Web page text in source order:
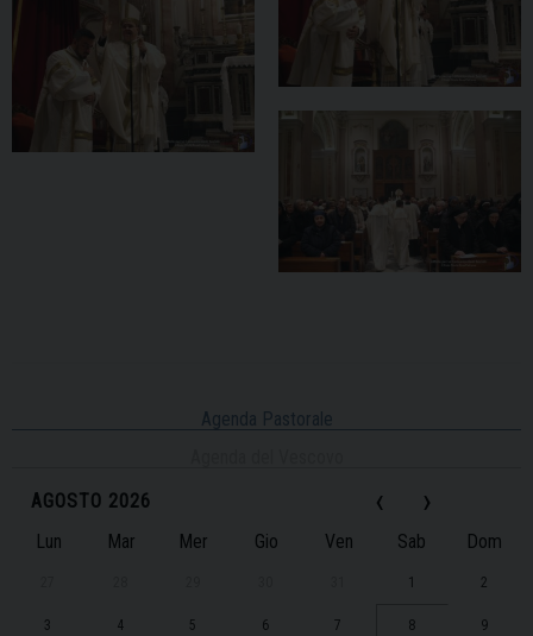
Agenda Pastorale
‹
AGOSTO 2026 ›
Lun Mar Mer Gio Ven Sab Dom
1 2
3 4 5 6 7 8 9